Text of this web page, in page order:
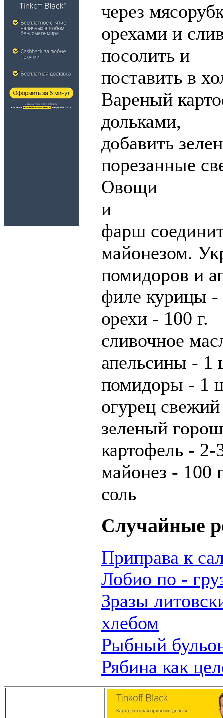
через
орехами и
посолить и
поставить в
Вареный
дольками,
добавить
порезанные
Овощи
и
фарш
майонезом.
помидоров и
филе курицы -
орехи - 100 г.
сливочное
апельсины - 1
помидоры - 1
огурец
зеленый
картофель - 2-
майонез - 100
соль
Случайные
Приправа к
Лобио по -
Зразы
хлебом
Рыбный
Рябина как